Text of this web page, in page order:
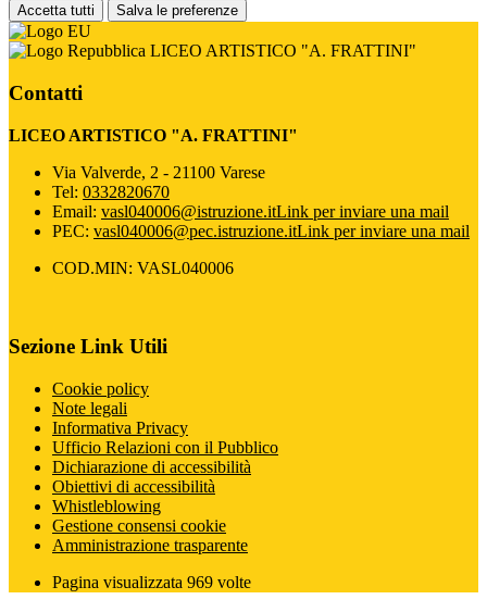
Accetta tutti Salva le preferenze
LICEO ARTISTICO "A. FRATTINI"
Contatti
LICEO ARTISTICO "A. FRATTINI"
Via Valverde, 2 - 21100 Varese
Tel: 0332820670
Email: vasl040006@istruzione.itLink per inviare una mail
PEC: vasl040006@pec.istruzione.itLink per inviare una mail
COD.MIN: VASL040006
Sezione Link Utili
Cookie policy
Note legali
Informativa Privacy
Ufficio Relazioni con il Pubblico
Dichiarazione di accessibilità
Obiettivi di accessibilità
Whistleblowing
Gestione consensi cookie
Amministrazione trasparente
Pagina visualizzata 969 volte